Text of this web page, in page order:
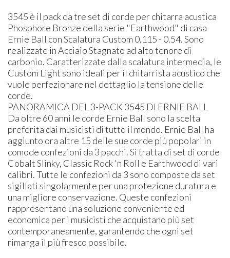
3545 è il pack da tre set di corde per chitarra acustica
Phosphore Bronze della serie "Earthwood" di casa
Ernie Ball con Scalatura Custom 0.115 - 0.54. Sono
realizzate in Acciaio Stagnato ad alto tenore di
carbonio. Caratterizzate dalla scalatura intermedia, le
Custom Light sono ideali per il chitarrista acustico che
vuole perfezionare nel dettaglio la tensione delle
corde.
PANORAMICA DEL 3-PACK 3545 DI ERNIE BALL
Da oltre 60 anni le corde Ernie Ball sono la scelta
preferita dai musicisti di tutto il mondo. Ernie Ball ha
aggiunto ora altre 15 delle sue corde più popolari in
comode confezioni da 3 pacchi. Si tratta di set di corde
Cobalt Slinky, Classic Rock 'n Roll e Earthwood di vari
calibri. Tutte le confezioni da 3 sono composte da set
sigillati singolarmente per una protezione duratura e
una migliore conservazione. Queste confezioni
rappresentano una soluzione conveniente ed
economica per i musicisti che acquistano più set
contemporaneamente, garantendo che ogni set
rimanga il più fresco possibile.